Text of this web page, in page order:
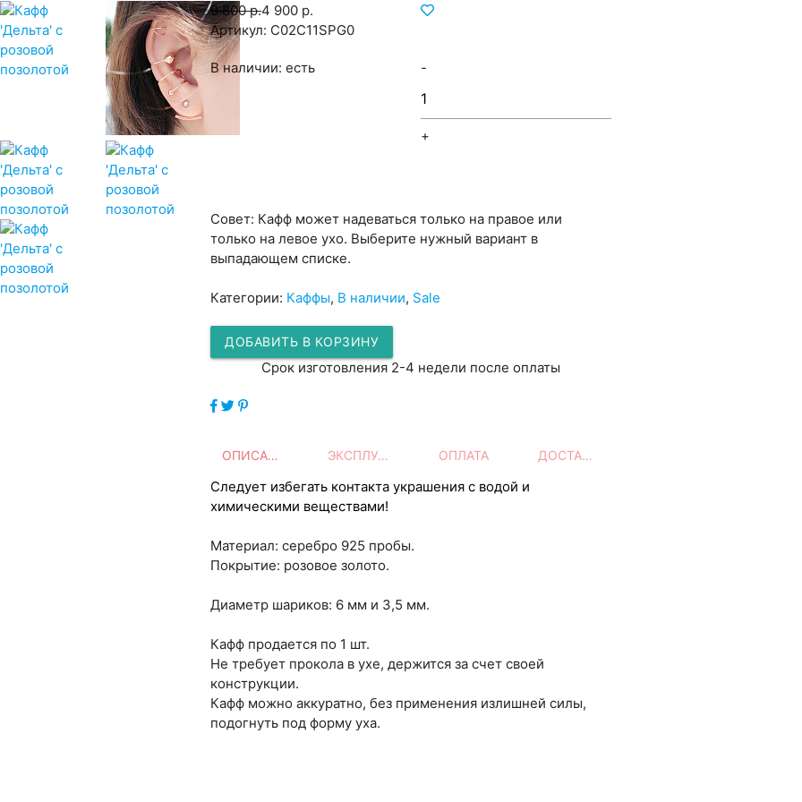
9 800 р.4 900 р.
Артикул: C02C11SPG0
В наличии:есть -
+
Совет: Кафф может надеваться только на правое или
только на левое ухо. Выберите нужный вариант в
выпадающем списке.
Категории: Каффы, В наличии, Sale
ДОБАВИТЬ В КОРЗИНУ
Срок изготовления 2-4 недели после оплаты
ОПИСАНИЕ ЭКСПЛУАТАЦИЯ ОПЛАТА ДОСТАВКА
Следует избегать контакта украшения с водой и
химическими веществами!
Материал: серебро 925 пробы.
Покрытие: розовое золото.
Диаметр шариков: 6 мм и 3,5 мм.
Кафф продается по 1 шт.
Не требует прокола в ухе, держится за счет своей
конструкции.
Кафф можно аккуратно, без применения излишней силы,
подогнуть под форму уха.